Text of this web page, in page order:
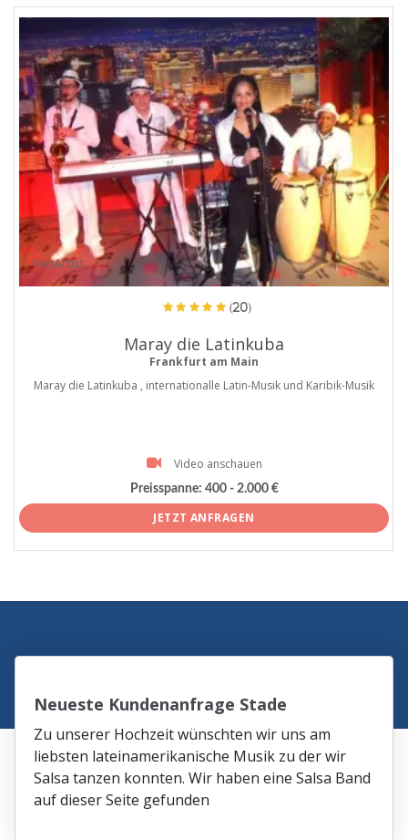
ProArtist
(20)
Maray die Latinkuba
Frankfurt am Main
Maray die Latinkuba , internationalle Latin-Musik und Karibik-Musik
Video anschauen
Preisspanne: 400 - 2.000 €
JETZT ANFRAGEN
Neueste Kundenanfrage Stade
Zu unserer Hochzeit wünschten wir uns am
liebsten lateinamerikanische Musik zu der wir
Salsa tanzen konnten. Wir haben eine Salsa Band
auf dieser Seite gefunden